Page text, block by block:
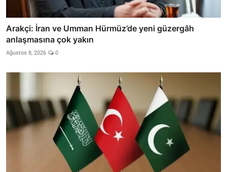
Arakçi: İran ve Umman Hürmüz’de yeni güzergâh
anlaşmasına çok yakın
Ağustos 8, 2026 0